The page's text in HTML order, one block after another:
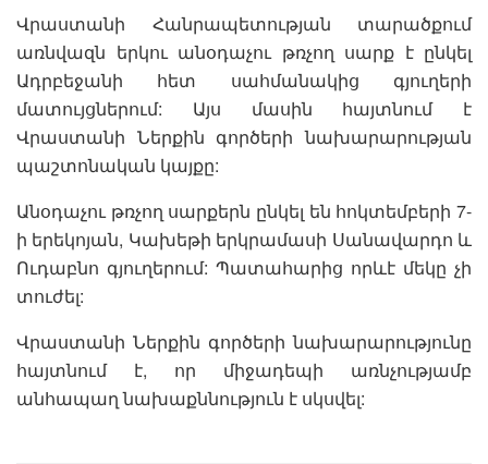
Վրաստանի Հանրապետության տարածքում
առնվազն երկու անօդաչու թռչող սարք է ընկել
Ադրբեջանի հետ սահմանակից գյուղերի
մատույցներում: Այս մասին հայտնում է
Վրաստանի Ներքին գործերի նախարարության
պաշտոնական կայքը:
Անօդաչու թռչող սարքերն ընկել են հոկտեմբերի 7-
ի երեկոյան, Կախեթի երկրամասի Սանավարդո և
Ուդաբնո գյուղերում: Պատահարից որևէ մեկը չի
տուժել:
Վրաստանի Ներքին գործերի նախարարությունը
հայտնում է, որ միջադեպի առնչությամբ
անհապաղ նախաքննություն է սկսվել: